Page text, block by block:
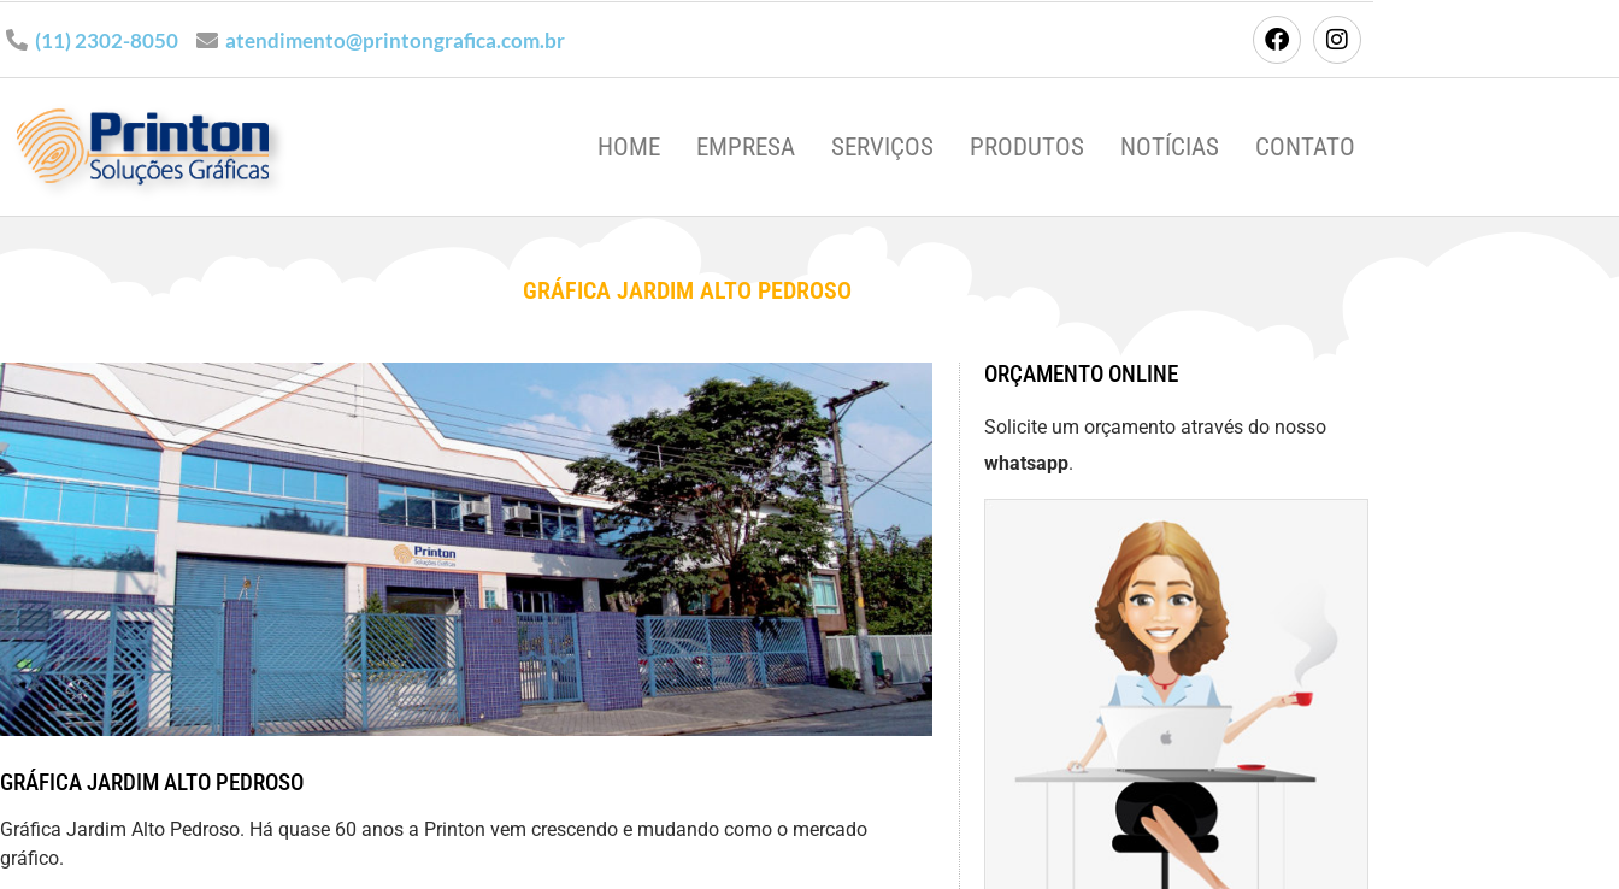
(11) 2302-8050 atendimento@printongrafica.com.br
HOME EMPRESA SERVIÇOS PRODUTOS NOTÍCIAS CONTATO
GRÁFICA JARDIM ALTO PEDROSO
GRÁFICA JARDIM ALTO PEDROSO
Gráfica Jardim Alto Pedroso. Há quase 60 anos a Printon vem crescendo e mudando como o mercado
gráfico.
ORÇAMENTO ONLINE
Solicite um orçamento através do nosso
whatsapp.